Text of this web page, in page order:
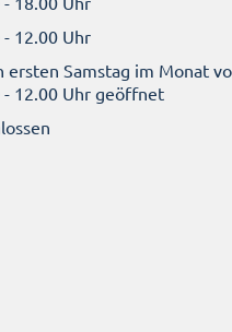
12.00 Uhr
ersten Samstag im Monat
- 12.00 Uhr geöffnet